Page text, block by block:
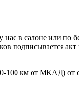
в салоне или по
подписывается
100 км от МКАД) от